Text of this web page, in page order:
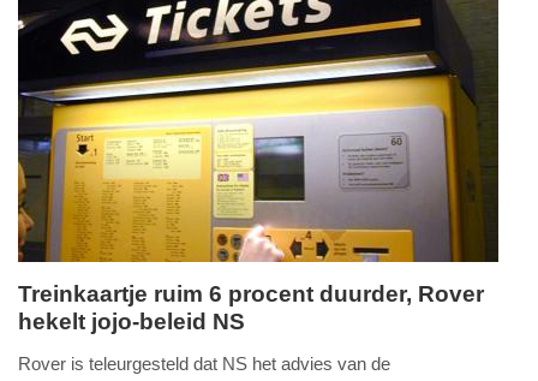
Update:
06-
2026
15:52
woensdag,
Treinkaartje ruim 6 procent duurder, Rover
hekelt jojo-beleid NS
Rover is teleurgesteld dat NS het advies van de